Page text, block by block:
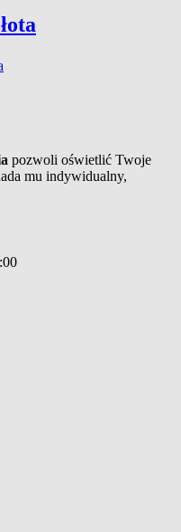
pozwoli oświetlić Twoje
mu indywidualny,